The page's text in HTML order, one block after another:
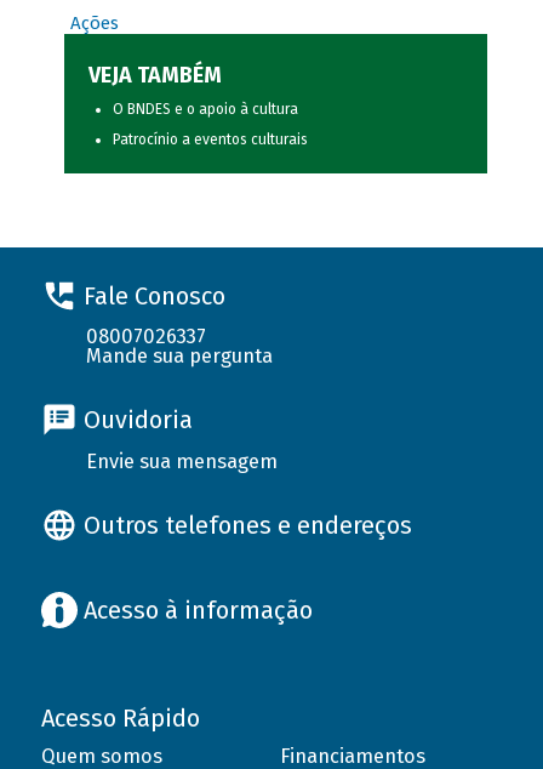
Ações
VEJA TAMBÉM
O BNDES e o apoio à cultura
Patrocínio a eventos culturais
Fale Conosco
08007026337
Mande sua pergunta
Ouvidoria
Envie sua mensagem
Outros telefones e endereços
Acesso à informação
Acesso Rápido
Quem somos
Financiamentos